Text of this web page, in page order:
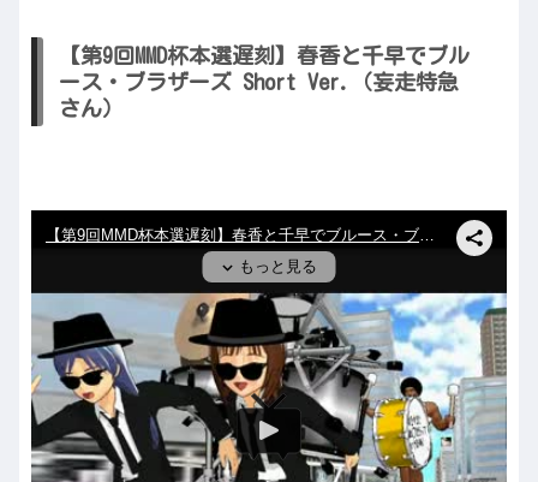
【第9回MMD杯本選遅刻】春香と千早でブル
ース・ブラザーズ Short Ver.（妄走特急
さん）